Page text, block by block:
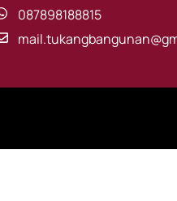
087898188815